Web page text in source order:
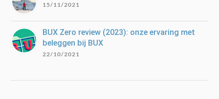
15/11/2021
BUX Zero review (2023): onze ervaring met
beleggen bij BUX
22/10/2021